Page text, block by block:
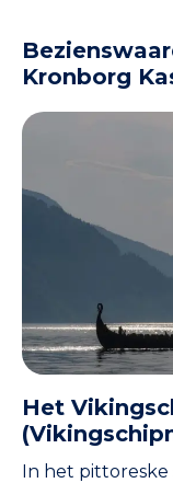
Kronborg
Het
In het pittoreske